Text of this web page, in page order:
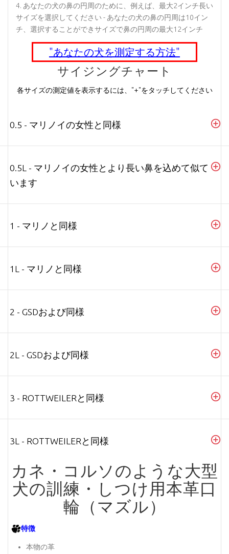
あなたの犬の鼻の円周のために、例えば、最大2インチ長い
サイズを選択してください - あなたの犬の鼻の円周は10イン
チ、選択することができサイズで鼻の円周の最大12インチ
"あなたの犬を測定する方法"
サイジングチャート
各サイズの測定値を表示するには、"+"をタッチしてください
0.5 - マリノイの女性と同様
0.5L - マリノイの女性とより長い鼻を込めて似て
います
1 - マリノと同様
1L - マリノと同様
2 - GSDおよび同様
2L - GSDおよび同様
3 - ROTTWEILERと同様
3L - ROTTWEILERと同様
カネ・コルソのような大型
犬の訓練・しつけ用本革口
輪（マズル）
特徴
本物の革